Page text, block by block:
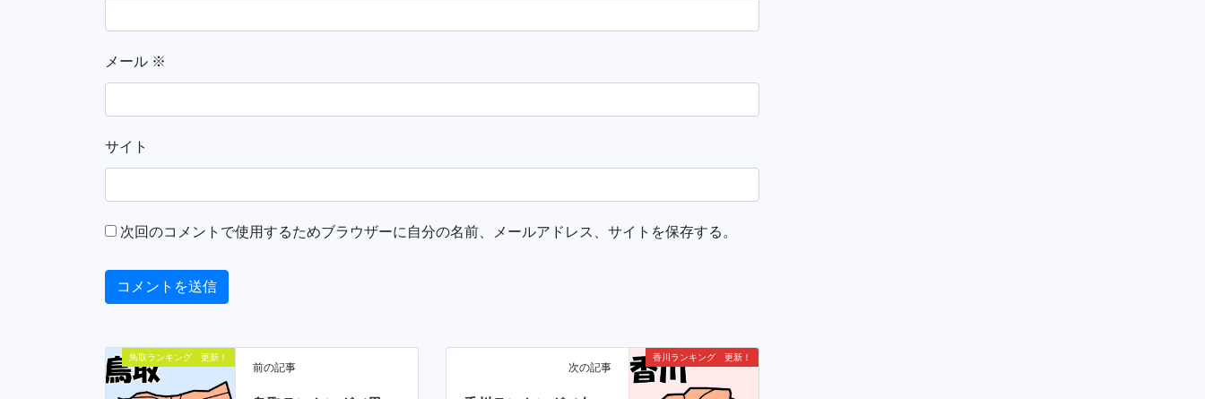
メール ※
サイト
次回のコメントで使用するためブラウザーに自分の名前、メールアドレス、サイトを保存する。
鳥取ランキング 更新！
前の記事
香川ランキング 更新！
次の記事